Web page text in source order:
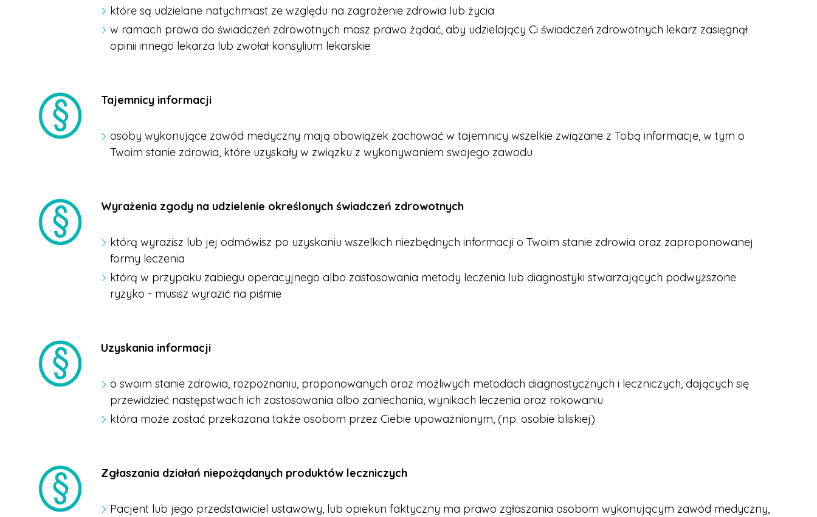
które są udzielane natychmiast ze względu na zagrożenie zdrowia lub życia
w ramach prawa do świadczeń zdrowotnych masz prawo żądać, aby udzielający Ci świadczeń zdrowotnych lekarz zasięgnął
opinii innego lekarza lub zwołał konsylium lekarskie
Tajemnicy informacji
osoby wykonujące zawód medyczny mają obowiązek zachować w tajemnicy wszelkie związane z Tobą informacje, w tym o
Twoim stanie zdrowia, które uzyskały w związku z wykonywaniem swojego zawodu​​
Wyrażenia zgody na udzielenie określonych świadczeń zdrowotnych
którą wyrazisz lub jej odmówisz po uzyskaniu wszelkich niezbędnych informacji o Twoim stanie zdrowia oraz zaproponowanej
formy leczenia
którą w przypaku zabiegu operacyjnego albo zastosowania metody leczenia lub diagnostyki stwarzających podwyższone
ryzyko - musisz wyrazić na piśmie
Uzyskania informacji
o swoim stanie zdrowia, rozpoznaniu, proponowanych oraz możliwych metodach diagnostycznych i leczniczych, dających się
przewidzieć następstwach ich zastosowania albo zaniechania, wynikach leczenia oraz rokowaniu
która może zostać przekazana także osobom przez Ciebie upoważnionym, (np. osobie bliskiej)
Zgłaszania działań niepożądanych produktów leczniczych
Pacjent lub jego przedstawiciel ustawowy, lub opiekun faktyczny ma prawo zgłaszania osobom wykonującym zawód medyczny,